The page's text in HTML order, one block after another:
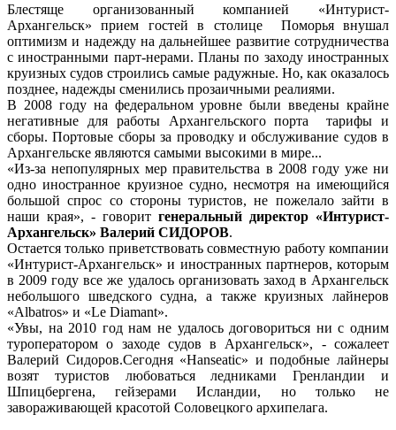
Блестяще организованный компанией «Интурист-
Архангельск» прием гостей в столице Поморья внушал
оптимизм и надежду на дальнейшее развитие сотрудничества
с иностранными парт-нерами. Планы по заходу иностранных
круизных судов строились самые радужные. Но, как оказалось
позднее, надежды сменились прозаичными реалиями.
В 2008 году на федеральном уровне были введены крайне
негативные для работы Архангельского порта тарифы и
сборы. Портовые сборы за проводку и обслуживание судов в
Архангельске являются самыми высокими в мире...
«Из-за непопулярных мер правительства в 2008 году уже ни
одно иностранное круизное судно, несмотря на имеющийся
большой спрос со стороны туристов, не пожелало зайти в
наши края», - говорит генеральный директор «Интурист-
Архангельск» Валерий СИДОРОВ.
Остается только приветствовать совместную работу компании
«Интурист-Архангельск» и иностранных партнеров, которым
в 2009 году все же удалось организовать заход в Архангельск
небольшого шведского судна, а также круизных лайнеров
«Albatros» и «Le Diamant».
«Увы, на 2010 год нам не удалось договориться ни с одним
туроператором о заходе судов в Архангельск», - сожалеет
Валерий Сидоров.Сегодня «Hanseatic» и подобные лайнеры
возят туристов любоваться ледниками Гренландии и
Шпицбергена, гейзерами Исландии, но только не
завораживающей красотой Соловецкого архипелага.